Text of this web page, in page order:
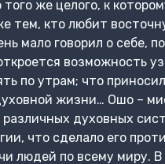
же целого, к
кто любит
мало говорил о себе,
возможность
по утрам; что
жизни… Ошо –
духовных
что сделало его
людей по всему миру.